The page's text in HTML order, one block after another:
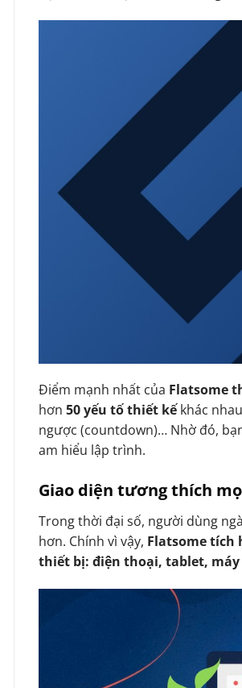
Điểm mạnh nhất của Flatsome
hơn 50 yếu tố thiết kếkhác
ngược (countdown)… Nhờ đó,
am hiểu lập trình.
Giao diện tương thích
Trong thời đại số, người dùng
hơn. Chính vì vậy, Flatsome tích
thiết bị: điện thoại, tablet, máy